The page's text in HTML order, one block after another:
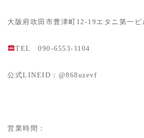
大阪府吹田市豊津町12-19エタニ第一ビ
TEL 090-6553-1104
公式LINEID：@868uzevf
営業時間：